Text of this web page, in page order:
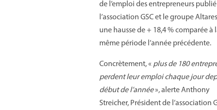
de l’emploi des entrepreneurs
l’association GSC et le groupe
une hausse de + 18,4 % comparée à
même période l’année précédente.
Concrètement, « plus de 180
perdent leur emploi chaque jour
début de l’année», alerte Anthony
Streicher, Président de l’association